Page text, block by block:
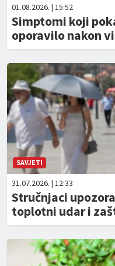
01.08.2026. | 15:52
Simptomi koji
oporavilo nakon
SAVJETI
31.07.2026. | 12:33
Stručnjaci
toplotni udar i